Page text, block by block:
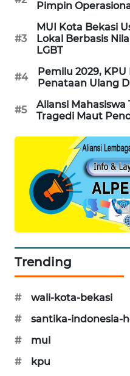
Pimpin
#3
MUI Kota Bekasi
Lokal Berbasis
LGBT
#4
Pemilu 2029,
Penataan Ulang
#5
Aliansi
Tragedi Maut
Trending
#
wali-kota-bekasi
#
santika-indonesia-
#
mui
#
kpu
KARING
NEWS
JURNAL
MARITIM
HUMBANG
GARONGGANG
NEWS
FISUELRI
ENERGI
NEWS
CILEUNGSI
NEWS
BERKAT
NEWS